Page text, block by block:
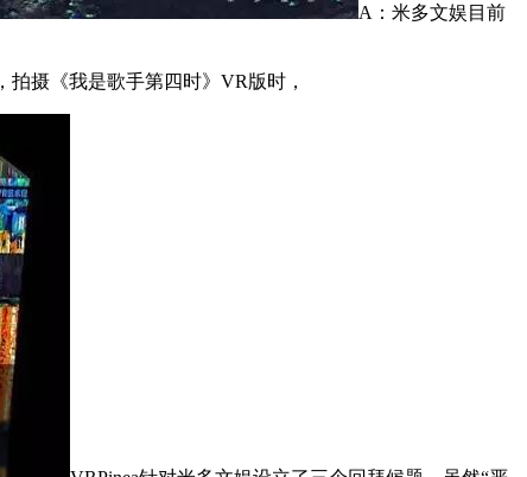
A：米多文娱目前
摄《我是歌手第四时》VR版时，